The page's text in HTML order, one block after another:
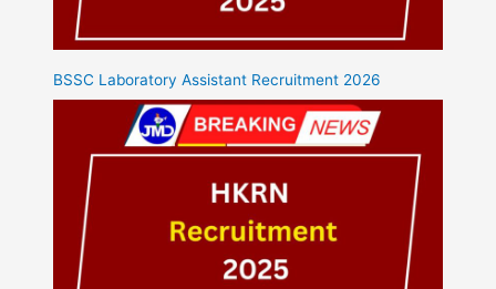
BSSC Laboratory Assistant Recruitment 2026